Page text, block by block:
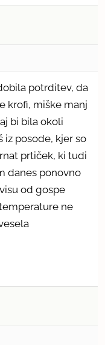
potrditev, da
krofi, miške manj
bi bila okoli
iz posode, kjer so
prtiček, ki tudi
danes ponovno
od gospe
ne